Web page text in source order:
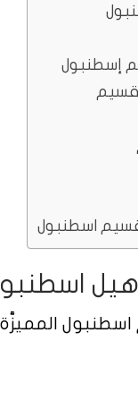
اسطنبول